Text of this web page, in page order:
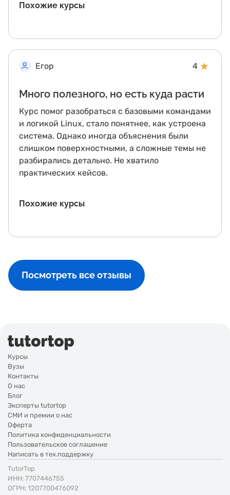
Похожие курсы
Егор 4 ★
Много полезного, но есть куда расти
Курс помог разобраться с базовыми командами
и логикой Linux, стало понятнее, как устроена
система. Однако иногда объяснения были
слишком поверхностными, а сложные темы не
разбирались детально. Не хватило
практических кейсов.
Похожие курсы
Посмотреть все отзывы
Курсы
Вузы
Контакты
О нас
Блог
Эксперты tutortop
СМИ и премии о нас
Оферта
Политика конфиденциальности
Пользовательское соглашение
Написать в тех.поддержку
TutorTop
ИНН: 7707446755
ОГРН: 1207700476092